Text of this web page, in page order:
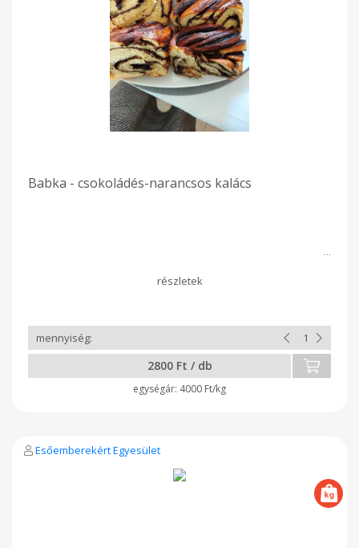
Babka - csokoládés-narancsos kalács
2800 Ft / db
4000 Ft/kg
Esőemberekért Egyesület